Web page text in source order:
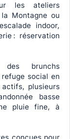
les ateliers
Montagne ou
indoor,
: réservation
des brunchs
social en
plusieurs
basse
pluie fine, à